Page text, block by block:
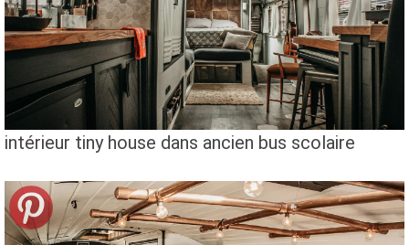
intérieur tiny house dans ancien bus scolaire